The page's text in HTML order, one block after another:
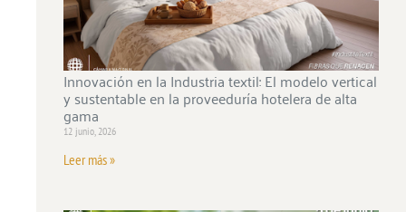
Innovación en la Industria textil: El modelo vertical
y sustentable en la proveeduría hotelera de alta
gama
12 junio, 2026
Leer más »